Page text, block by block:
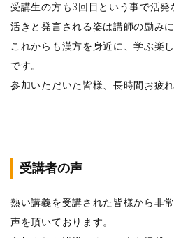
受講生の方も3回目という事で活発
活きと発言される姿は講師の励み
これからも漢方を身近に、学ぶ楽
です。
参加いただいた皆様、長時間お疲れ
受講者の声
熱い講義を受講された皆様から非
声を頂いております。